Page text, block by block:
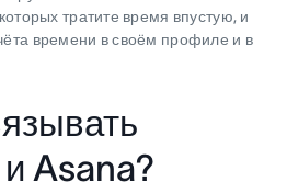
тратите время впустую, и
времени в своём профиле и в
Asana?